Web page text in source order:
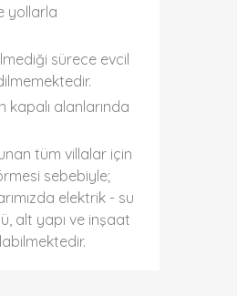
yollarla
sürece evcil
kapalı alanlarında
tüm villalar için
sebebiyle;
elektrik - su
alt yapı ve inşaat